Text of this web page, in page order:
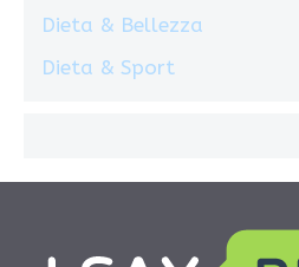
Dieta & Bellezza
Dieta & Sport